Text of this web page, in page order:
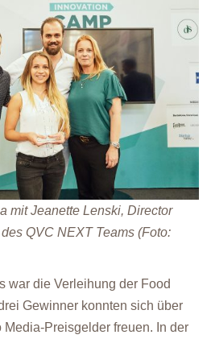
mit Jeanette Lenski, Director
QVC NEXT Teams (Foto:
war die Verleihung der Food
Gewinner konnten sich über
Preisgelder freuen. In der